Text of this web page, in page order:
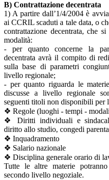
B) Contrattazione decentrata
1) A partire dall’1/4/2004 è
ai CCRIL scaduti a tale data, o
contrattazione decentrata, che
modalità:
- per quanto concerne la
decentrata avrà il compito di
sulla base di parametri
livello regionale;
- per quanto riguarda le
discusse a livello regionale
seguenti titoli non disponibili per
❖ Regole (luoghi - tempi -
❖ Diritti individuali e sindacali
diritto allo studio, congedi
❖ Inquadramento
❖ Salario nazionale
❖ Disciplina generale orario di
Tutte le altre materie
secondo livello negoziale.